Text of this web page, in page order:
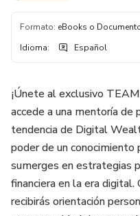
Formato: eBooks o
Idioma: Español
¡Únete al exclusivo
accede a una mentoría de
tendencia de Digital
poder de un
sumerges en estrategias
financiera en la era digital.
recibirás orientación